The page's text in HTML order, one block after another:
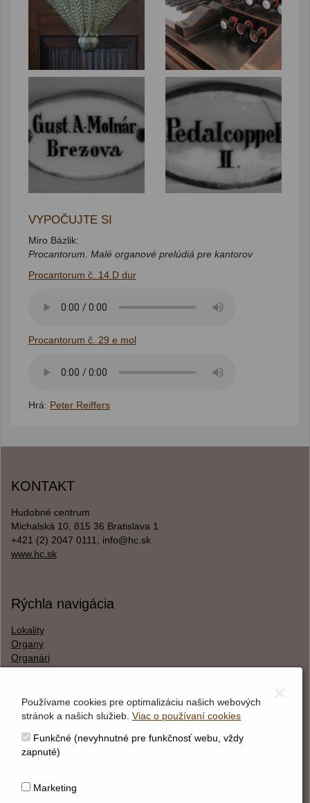
VYPOČUJTE SI
Miro Bázlik:
Procantorum. Malé organové prelúdiá pre kantorov
Procantorum č. 14 D dur
Procantorum č. 29 e mol
Hrá: Peter Reiffers
KONTAKT
Hudobné centrum
Michalská 10, 815 36 Bratislava 1
+421 (2) 2047 0111, info@hc.sk
www.hc.sk
Rýchla navigácia
Lokality
Organy
Organári
Textová verzia
O webstránke
Správca obsahu
Technický prevádzkovateľ
Vyhlásenie o cookies
Používame cookies pre optimalizáciu našich webových
stránok a našich služieb. Viac o používaní cookies
Funkčné (nevyhnutné pre funkčnosť webu, vždy
zapnuté)
Marketing